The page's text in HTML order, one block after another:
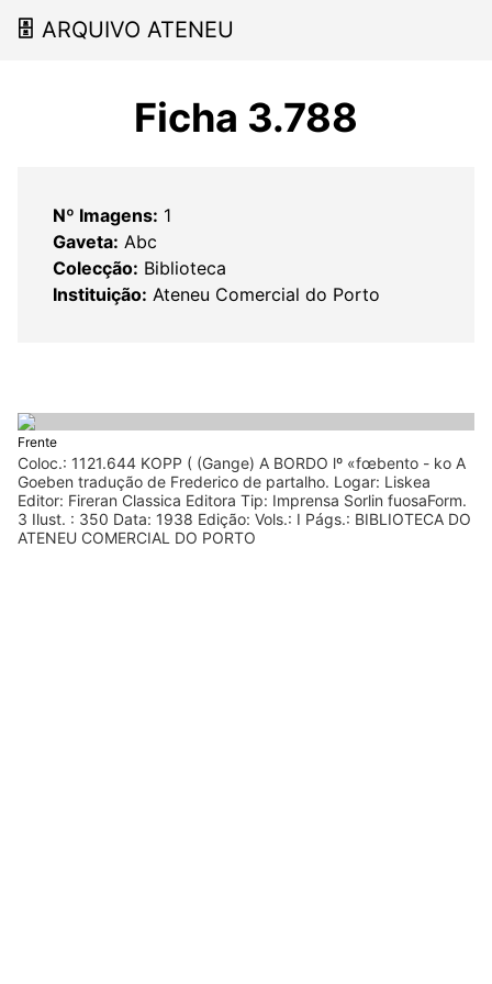
🗄 ARQUIVO ATENEU
Ficha 3.788
Nº Imagens: 1
Gaveta: Abc
Colecção: Biblioteca
Instituição: Ateneu Comercial do Porto
Frente
Coloc.: 1121.644 KOPP ( (Gange) A BORDO lº «fœbento - ko A
Goeben tradução de Frederico de partalho. Logar: Liskea
Editor: Fireran Classica Editora Tip: Imprensa Sorlin fuosaForm.
3 Ilust. : 350 Data: 1938 Edição: Vols.: I Págs.: BIBLIOTECA DO
ATENEU COMERCIAL DO PORTO